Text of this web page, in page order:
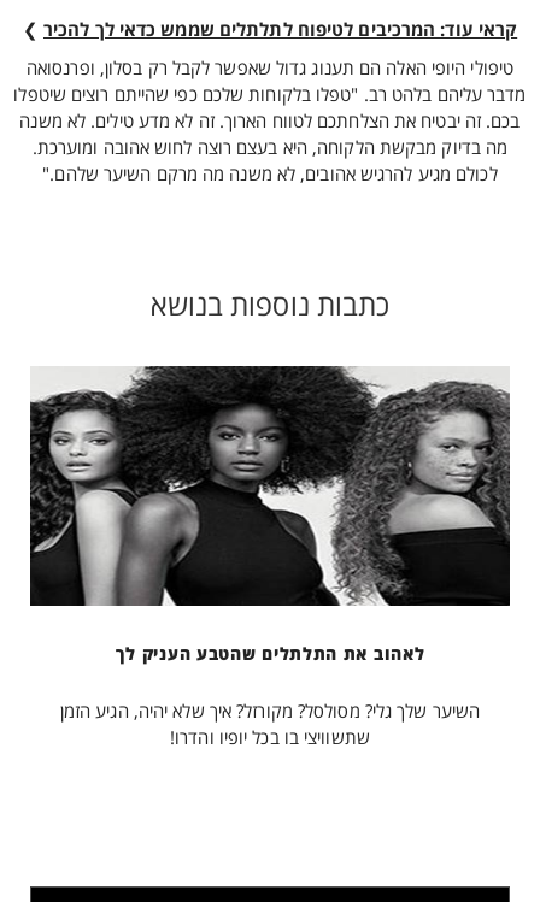
קראי עוד: המרכיבים לטיפוח לתלתלים שממש כדאי לך להכיר ❯
טיפולי היופי האלה הם תענוג גדול שאפשר לקבל רק בסלון, ופרנסואה
מדבר עליהם בלהט רב. "טפלו בלקוחות שלכם כפי שהייתם רוצים שיטפלו
בכם. זה יבטיח את הצלחתכם לטווח הארוך. זה לא מדע טילים. לא משנה
מה בדיוק מבקשת הלקוחה, היא בעצם רוצה לחוש אהובה ומוערכת.
לכולם מגיע להרגיש אהובים, לא משנה מה מרקם השיער שלהם."
כתבות נוספות בנושא
לאהוב את התלתלים שהטבע העניק לך
השיער שלך גלי? מסולסל? מקורזל? איך שלא יהיה, הגיע הזמן
שתשוויצי בו בכל יופיו והדרו!